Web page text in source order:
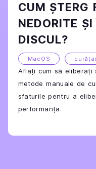
CUM ȘTERG
NEDORITE
DISCUL?
MacOS
Aflați cum să eliberați
metode manuale de
sfaturile pentru a
performanța.